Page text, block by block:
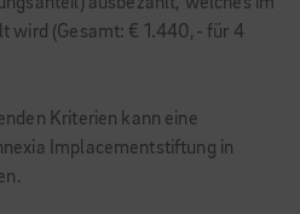
wird (Gesamt: € 1.440,- für 4
Kriterien kann eine
Implacementstiftung in